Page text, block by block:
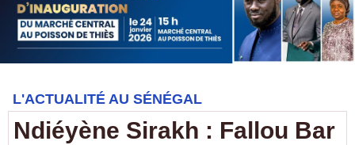
L'ACTUALITÉ AU SÉNÉGAL
Ndiéyène Sirakh : Fallou Bar